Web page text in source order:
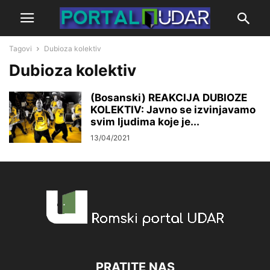
Tagovi Dubioza kolektiv
Dubioza kolektiv
(Bosanski) REAKCIJA DUBIOZE
KOLEKTIV: Javno se izvinjavamo
svim ljudima koje je...
13/04/2021
PRATITE NAS